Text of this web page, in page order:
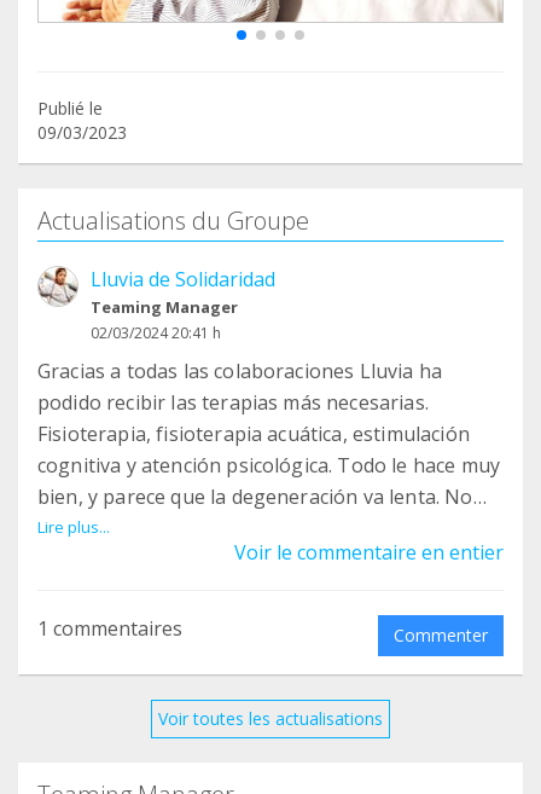
Publié le
09/03/2023
Actualisations du Groupe
Lluvia de Solidaridad
Teaming Manager
02/03/2024 20:41 h
Gracias a todas las colaboraciones Lluvia ha
podido recibir las terapias más necesarias.
Fisioterapia, fisioterapia acuática, estimulación
cognitiva y atención psicológica. Todo le hace muy
bien, y parece que la degeneración va lenta. No
obstante perdura lo que ya ha perdido, la
epilepsia sigue avanzando y ha debutado un
le hicieron una extracción de líquido
cefalorraquídeo para valorar de nuevo y
analizaron hace un par de años. Estos resultados
mucho entre una técnica de diagnóstico y otra,
Lire plus...
Voir le commentaire en entier
1 commentaires Commenter
Voir toutes les actualisations